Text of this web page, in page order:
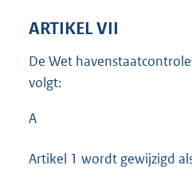
ARTIKEL VII
De Wet havenstaatcontrole
volgt:
A
Artikel 1 wordt gewijzigd